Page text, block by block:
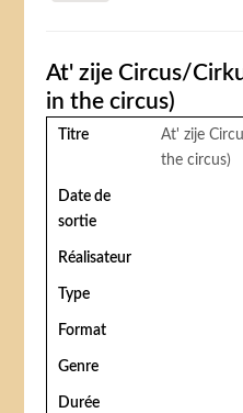
At' zije Circus/
in the circus)
Titre
At' zije
the circus)
Date de
sortie
Réalisateur
Type
Format
Genre
Durée